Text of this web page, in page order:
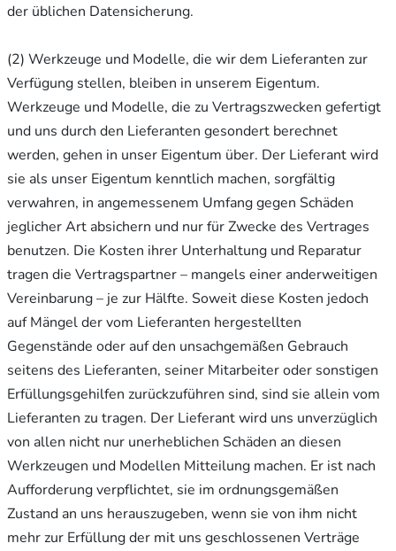
der üblichen Datensicherung.
(2) Werkzeuge und Modelle, die wir dem Lieferanten zur
Verfügung stellen, bleiben in unserem Eigentum.
Werkzeuge und Modelle, die zu Vertragszwecken gefertigt
und uns durch den Lieferanten gesondert berechnet
werden, gehen in unser Eigentum über. Der Lieferant wird
sie als unser Eigentum kenntlich machen, sorgfältig
verwahren, in angemessenem Umfang gegen Schäden
jeglicher Art absichern und nur für Zwecke des Vertrages
benutzen. Die Kosten ihrer Unterhaltung und Reparatur
tragen die Vertragspartner – mangels einer anderweitigen
Vereinbarung – je zur Hälfte. Soweit diese Kosten jedoch
auf Mängel der vom Lieferanten hergestellten
Gegenstände oder auf den unsachgemäßen Gebrauch
seitens des Lieferanten, seiner Mitarbeiter oder sonstigen
Erfüllungsgehilfen zurückzuführen sind, sind sie allein vom
Lieferanten zu tragen. Der Lieferant wird uns unverzüglich
von allen nicht nur unerheblichen Schäden an diesen
Werkzeugen und Modellen Mitteilung machen. Er ist nach
Aufforderung verpflichtet, sie im ordnungsgemäßen
Zustand an uns herauszugeben, wenn sie von ihm nicht
mehr zur Erfüllung der mit uns geschlossenen Verträge